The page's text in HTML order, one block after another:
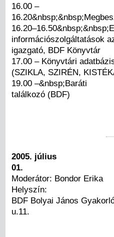
16.00 –
információszolgáltatások
igazgató, BDF Könyvtár
17.00 – Könyvtári
(SZIKLA, SZIRÉN,
19.00 –&nbsp;Baráti
találkozó (BDF)
2005. július
01.
Moderátor: Bondor Erika
Helyszín:
BDF Bolyai János
u.11.